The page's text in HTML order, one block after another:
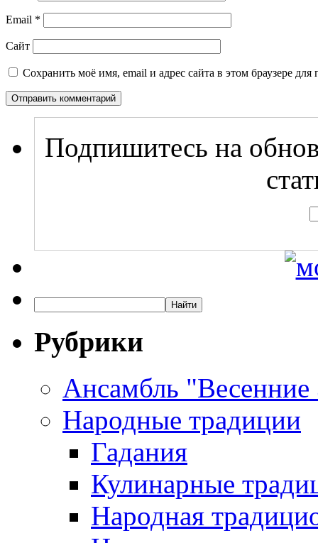
Email *
Сайт
Сохранить моё имя, email и адрес сайта в этом браузере
Подпишитесь на
Рубрики
Ансамбль
Народные традиции
Гадания
Кулинарные
Народная